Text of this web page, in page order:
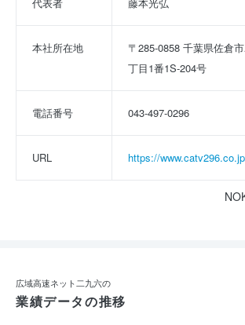
本社所在地
〒285-0858 千葉県佐倉
丁目1番1S-204号
電話番号 043-497-0296
URL https://
広域高速ネット二九六の
業績データの推移